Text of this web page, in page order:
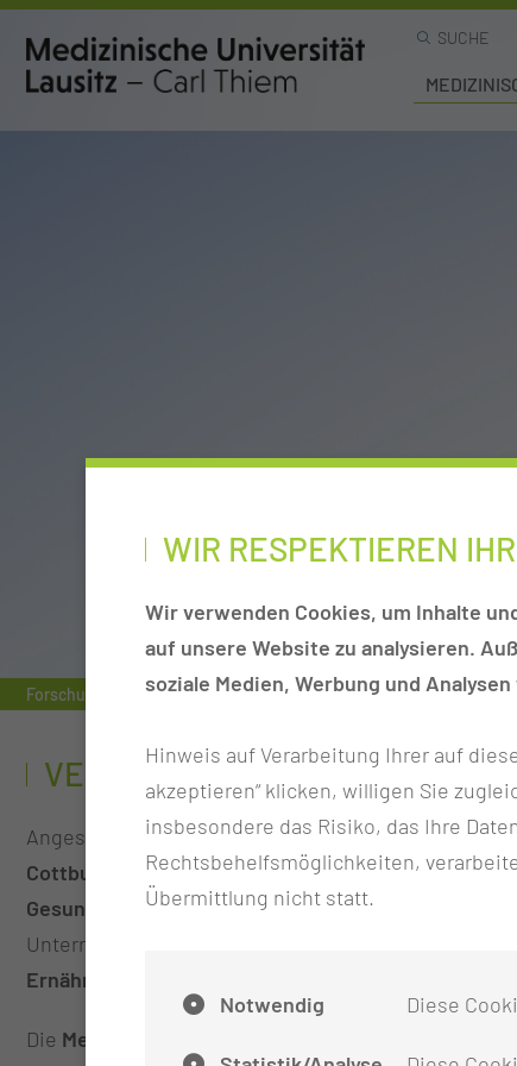
SUCHE
Forschungsprojekt Modellregion Gesundheit Lausitz - NEU
VERMITTLUNG VON
Angesichts abnehmender Gesundheitskompetenz
Cottbuser Schulen“einen neuen Ansatz: in enger
Gesundheitsbotschaftergeschult, um Schulen ein
Unterrichtsmaterialien zielen auf die Förderung
Ernährung sowie die Orientierung im Gesundheits-
Die Medizinische Universität Lausitz – Carl Thiem
WIR RESPEKTIEREN
Wir verwenden Cookies, um Inhalte
auf unsere Website zu analysieren.
soziale Medien, Werbung und
Hinweis auf Verarbeitung Ihrer auf
akzeptieren“ klicken, willigen Sie
insbesondere das Risiko, das Ihre
Rechtsbehelfsmöglichkeiten,
Übermittlung nicht statt.
Notwendig Diese